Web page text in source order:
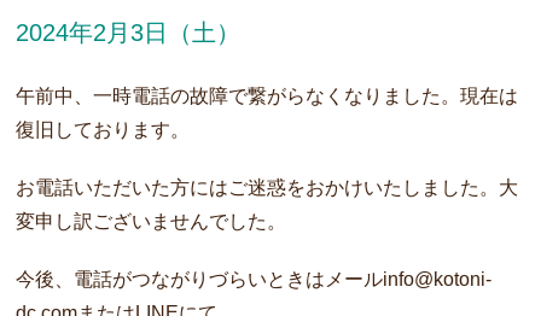
2024年2月3日（土）
午前中、一時電話の故障で繋がらなくなりました。現在は
復旧しております。
お電話いただいた方にはご迷惑をおかけいたしました。大
変申し訳ございませんでした。
今後、電話がつながりづらいときはメールinfo@kotoni-